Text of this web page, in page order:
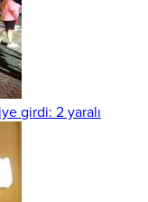
girdi: 2 yaralı